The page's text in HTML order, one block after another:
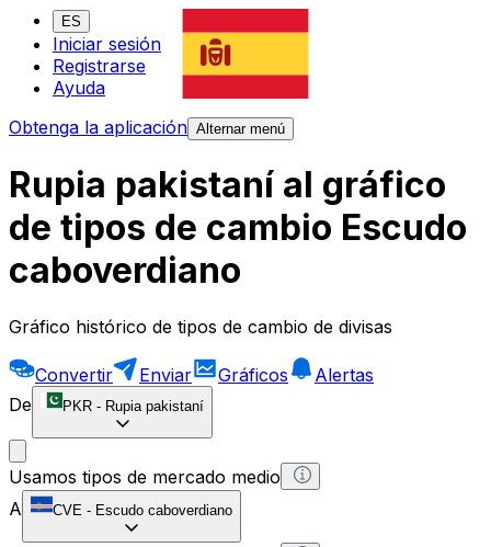
ES
Iniciar sesión
Registrarse
Ayuda
Obtenga la aplicación Alternar menú
Rupia pakistaní al gráfico
de tipos de cambio Escudo
caboverdiano
Gráfico histórico de tipos de cambio de divisas
Convertir Enviar Gráficos
Alertas
De
PKR - Rupia pakistaní
Usamos tipos de mercado medio
A
CVE - Escudo caboverdiano